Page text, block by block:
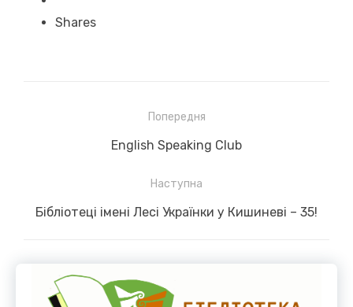
Shares
Попередня
Previous
English Speaking Club
Наступна
Next
Бібліотеці імені Лесі Українки у Кишиневі – 35!